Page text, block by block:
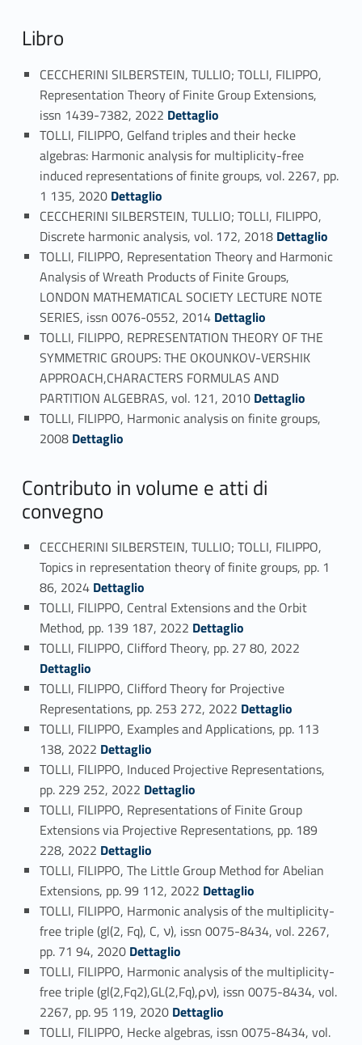
Libro
CECCHERINI SILBERSTEIN, TULLIO; TOLLI, FILIPPO,
Representation Theory of Finite Group Extensions,
issn 1439-7382, 2022 Link identifier #identifier_person_194320-26
Dettaglio
TOLLI, FILIPPO, Gelfand triples and their hecke
algebras: Harmonic analysis for multiplicity-free
induced representations of finite groups, vol. 2267, pp.
1 135, 2020 Link identifier #identifier_person_156644-27
Dettaglio
CECCHERINI SILBERSTEIN, TULLIO; TOLLI, FILIPPO,
Discrete harmonic analysis, vol. 172, 2018 Link identifier #identifier_person_56371-28
Dettaglio
TOLLI, FILIPPO, Representation Theory and Harmonic
Analysis of Wreath Products of Finite Groups,
LONDON MATHEMATICAL SOCIETY LECTURE NOTE
SERIES, issn 0076-0552, 2014 Link identifier #identifier_person_177926-29
Dettaglio
TOLLI, FILIPPO, REPRESENTATION THEORY OF THE
SYMMETRIC GROUPS: THE OKOUNKOV-VERSHIK
APPROACH,CHARACTERS FORMULAS AND
PARTITION ALGEBRAS, vol. 121, 2010 Link identifier #identifier_person_52250-30
Dettaglio
TOLLI, FILIPPO, Harmonic analysis on finite groups,
2008Link identifier #identifier_person_131862-31
Dettaglio
Contributo in volume e atti di
convegno
CECCHERINI SILBERSTEIN, TULLIO; TOLLI, FILIPPO,
Topics in representation theory of finite groups, pp. 1
86, 2024 Link identifier #identifier_person_105230-32
Dettaglio
TOLLI, FILIPPO, Central Extensions and the Orbit
Method, pp. 139 187, 2022 Link identifier #identifier_person_197064-33
Dettaglio
TOLLI, FILIPPO, Clifford Theory, pp. 27 80, 2022
Dettaglio
TOLLI, FILIPPO, Clifford Theory for Projective
Representations, pp. 253 272, 2022 Link identifier #identifier_person_143577-35
Dettaglio
TOLLI, FILIPPO, Examples and Applications, pp. 113
138, 2022 Link identifier #identifier_person_192298-36
Dettaglio
TOLLI, FILIPPO, Induced Projective Representations,
pp. 229 252, 2022 Link identifier #identifier_person_135662-37
Dettaglio
TOLLI, FILIPPO, Representations of Finite Group
Extensions via Projective Representations, pp. 189
228, 2022 Link identifier #identifier_person_82378-38
Dettaglio
TOLLI, FILIPPO, The Little Group Method for Abelian
Extensions, pp. 99 112, 2022 Link identifier #identifier_person_127420-39
Dettaglio
TOLLI, FILIPPO, Harmonic analysis of the multiplicity-
free triple (gl(2, Fq), C, ν), issn 0075-8434, vol. 2267,
pp. 71 94, 2020 Link identifier #identifier_person_20888-40
Dettaglio
TOLLI, FILIPPO, Harmonic analysis of the multiplicity-
free triple (gl(2,Fq2),GL(2,Fq),ρν), issn 0075-8434, vol.
2267, pp. 95 119, 2020 Link identifier #identifier_person_30732-41
Dettaglio
TOLLI, FILIPPO, Hecke algebras, issn 0075-8434, vol.